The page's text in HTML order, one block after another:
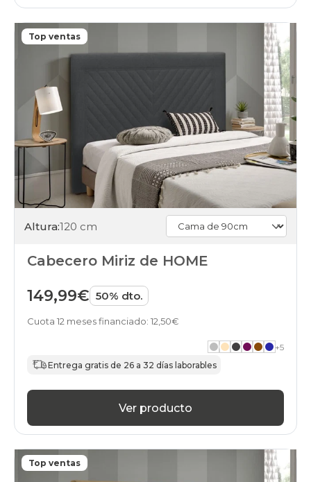
Top ventas
Altura:120 cm
Cabecero Miriz de HOME
149,99€ 50% dto.
Cuota 12 meses financiado: 12,50€
+5
Entrega gratis de 26 a 32 días laborables
Ver producto
Top ventas